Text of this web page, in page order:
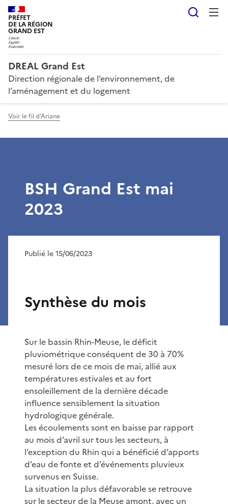
PRÉFET
DE LA RÉGION
GRAND EST
DREAL Grand Est
Direction régionale de l’environnement, de
l’aménagement et du logement
Voir le fil d'Ariane
BSH Grand Est mai
2023
Publié le 15/06/2023
Synthèse du mois
Sur le bassin Rhin-Meuse, le déficit
pluviométrique conséquent de 30 à 70%
mesuré lors de ce mois de mai, allié aux
températures estivales et au fort
ensoleillement de la dernière décade
influence sensiblement la situation
hydrologique générale.
Les écoulements sont en baisse par rapport
au mois d’avril sur tous les secteurs, à
l’exception du Rhin qui a bénéficié d’apports
d’eau de fonte et d’événements pluvieux
survenus en Suisse.
La situation la plus défavorable se retrouve
sur le secteur de la Meuse amont, avec un